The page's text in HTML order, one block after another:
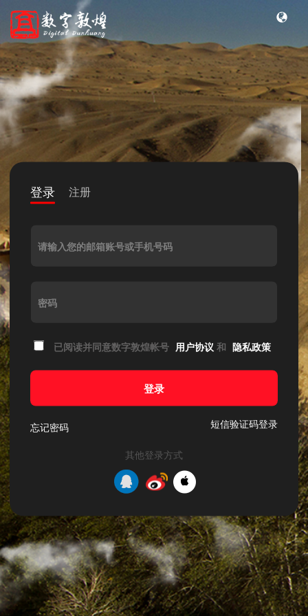
登录 注册
请输入您的邮箱账号或手机号码
密码
已阅读并同意数字敦煌帐号 用户协议 和 隐私政策
登录
忘记密码 短信验证码登录
其他登录方式